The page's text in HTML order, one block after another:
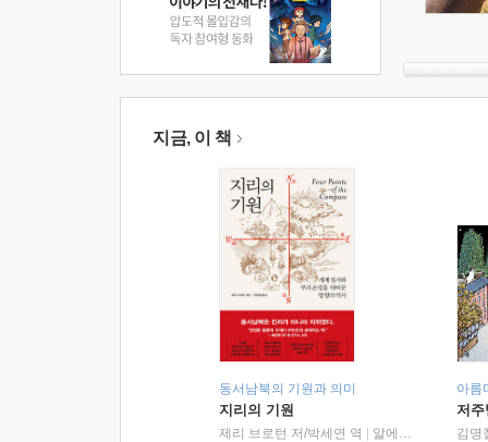
지금, 이 책
동서남북의 기원과 의미
지리의 기원
제리 브로턴 저/박세연 역
알에이치코리아(RHK)
아름
저
김명